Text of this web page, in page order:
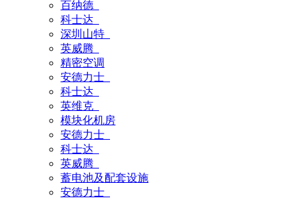
百纳德
科士达
深圳山特
英威腾
精密空调
安德力士
科士达
英维克
模块化机房
安德力士
科士达
英威腾
蓄电池及配套设施
安德力士